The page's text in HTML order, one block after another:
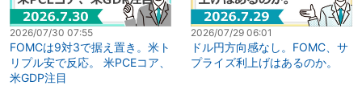
2026/07/30 07:55
FOMCは9対3で据え置き。米ト
リプル安で反応。 米PCEコア、
米GDP注目
2026/07/29 06:01
ドル円方向感なし。FOMC、サ
プライズ利上げはあるのか。